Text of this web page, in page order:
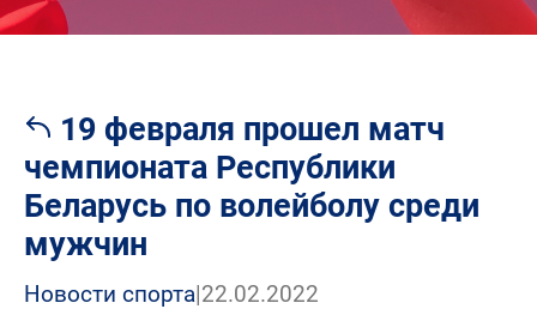
19 февраля прошел матч
чемпионата Республики
Беларусь по волейболу среди
мужчин
Новости спорта|22.02.2022